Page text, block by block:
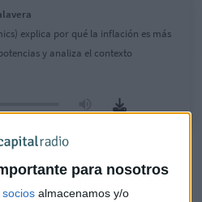
para nosotros
socios almacenamos y/o
explica por qué la inflación es más
y analiza el contexto